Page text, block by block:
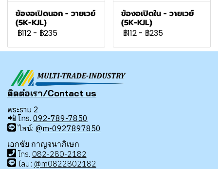
ข้องอเปิดนอก - วายเวย์
(5K-KJL)
฿112 - ฿235
ข้องอเปิดใน - วายเวย์
(5K-KJL)
฿112 - ฿235
ติดต่อเรา/Contact us
พระราม 2
📲 โทร. 092-789-7850
ไลน์: @m-0927897850
เอกชัย กาญจนาภิเษก
โทร. 082-280-2182
ไลน์: @m0822802182